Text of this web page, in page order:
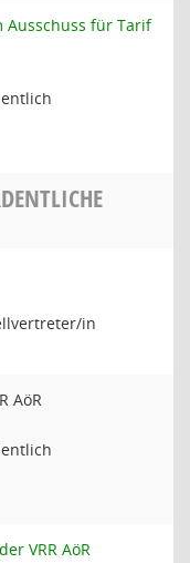
Ausschuss für Tarif
in
AöR
VRR AöR